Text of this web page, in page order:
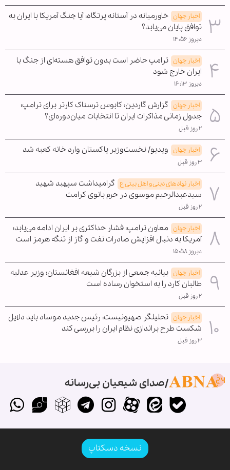
اخبار جهان خاورمیانه در آستانه پرتگاه؛ آیا جنگ آمریکا با ایران به
توافق پایان می‌یابد؟
دیروز ۱۴:۵۶
اخبار جهان ترامپ حاضر است بدون توافق هسته‌ای از جنگ با
ایران خارج شود
دیروز ۱۶:۱۳
اخبار جهان گزارش گاردین: کابوس ترسناک کارتر برای ترامپ؛
جدول زمانی مذاکرات ایران تا انتخابات میان‌دوره‌ای؟
۲ روز قبل
اخبار جهان ویدیو/ نخست‌وزیر پاکستان وارد خانه کعبه شد
۳ روز قبل
اخبار نهادهای دینی و اهل بیتی ع گرامیداشت سپهبد شهید
سیدعبدالرحیم موسوی در حرم بانوی کرامت
۲ روز قبل
اخبار جهان معاون ترامپ: فشار حداکثری بر ایران ادامه می‌یابد؛
آمریکا به دنبال افزایش صادرات نفت و گاز از تنگه هرمز است
دیروز ۱۵:۵۸
اخبار جهان بیانیه جمعی از بزرگان شیعه افغانستان؛ وزیر عدلیه
طالبان کارد را به استخوان رساده است
۲ روز قبل
اخبار جهان تحلیلگر صهیونیست: رئیس جدید موساد باید دلایل
شکست طرح براندازی نظام ایران را بررسی کند
۳ روز قبل
صدای شیعیان بی‌رسانه
نسخه دسکتاپ